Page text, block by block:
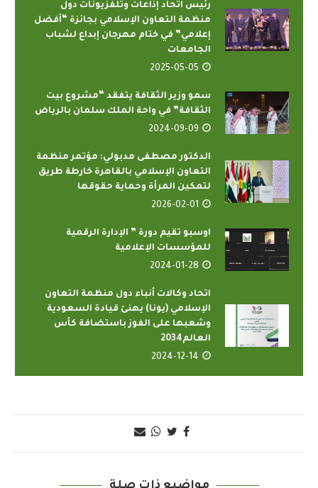
رئيس اتحاد إذاعات وتلفزيونات دول
منظمة التعاون الإسلامي بجائزة “أفضل
إعلامي” في ختام مهرجان إبداع لشباب
الجامعات
2025-05-05
سمو وزير الثقافة يتفقد “مشروع بيت
الثقافة” في واحة الملك سلمان بالرياض
2024-09-09
الدكتور مصطفى مدبولي: مؤتمر منظمة
التعاون الإسلامي بالقاهرة خارطة طريق
لتمكين المرأة وحماية حقوقها
2026-02-01
اوسبو تقيم دورة ” الإدارة الرقمية
للمؤسسات الإعلامية
2024-01-28
اتحاد وكالات أنباء دول منظمة التعاون
الإسلامي (يونا) يهنئ قيادة السعودية
وشعبها على الفوز باستضافة كأس
العالم2034
2024-12-14